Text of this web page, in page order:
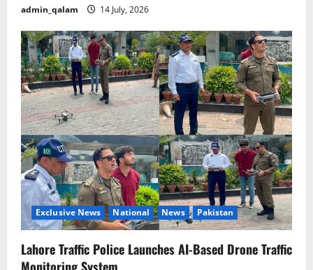
admin_qalam 14 July, 2026
Exclusive News National News Pakistan
Lahore Traffic Police Launches AI-Based Drone Traffic
Monitoring System